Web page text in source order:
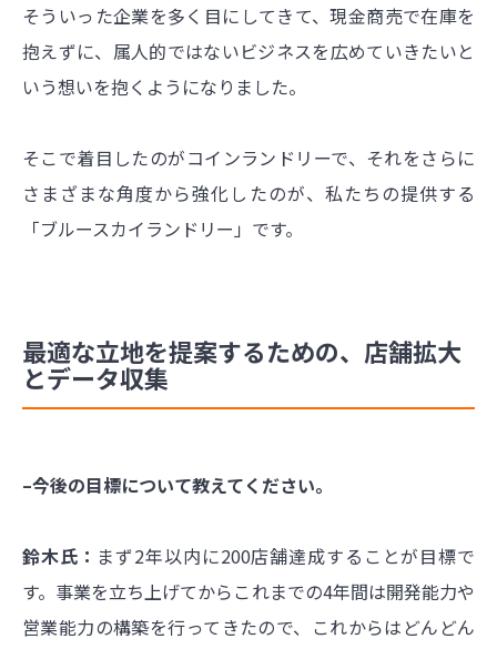
そういった企業を多く目にしてきて、現金商売で在庫を
抱えずに、属人的ではないビジネスを広めていきたいと
いう想いを抱くようになりました。
そこで着目したのがコインランドリーで、それをさらに
さまざまな角度から強化したのが、私たちの提供する
「ブルースカイランドリー」です。
最適な立地を提案するための、店舗拡大
とデータ収集
–今後の目標について教えてください。
鈴木氏： まず2年以内に200店舗達成することが目標で
す。事業を立ち上げてからこれまでの4年間は開発能力や
営業能力の構築を行ってきたので、これからはどんどん